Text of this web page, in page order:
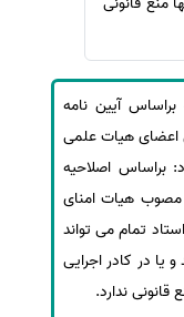
آیین نامه
اعضای هیات علمی
است افزود: براساس اصلاحیه
بازنشستگی ماده 72 و 75 که مصوب هیات امنای
تمام می تواند
و یا در کادر اجرایی
ندارد.